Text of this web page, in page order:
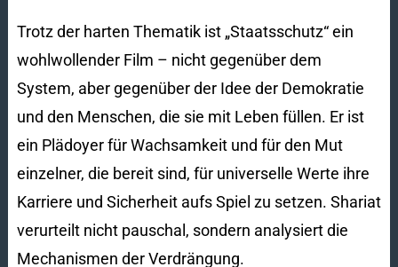
Trotz der harten Thematik ist „Staatsschutz“ ein
wohlwollender Film – nicht gegenüber dem
System, aber gegenüber der Idee der Demokratie
und den Menschen, die sie mit Leben füllen. Er ist
ein Plädoyer für Wachsamkeit und für den Mut
einzelner, die bereit sind, für universelle Werte ihre
Karriere und Sicherheit aufs Spiel zu setzen. Shariat
verurteilt nicht pauschal, sondern analysiert die
Mechanismen der Verdrängung.